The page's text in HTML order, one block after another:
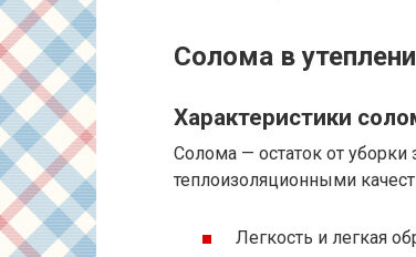
Солома в
Характеристики
Солома — остаток от
теплоизоляционными
Легкость и легкая